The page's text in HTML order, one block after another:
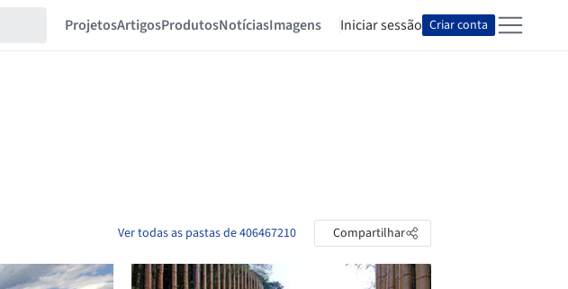
ProjetosArtigosProdutosNotíciasImagens Iniciar sessão Criar conta
Ver todas as pastas de 406467210 Compartilhar